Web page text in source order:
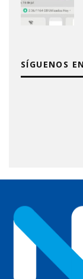
SÍGUENOS